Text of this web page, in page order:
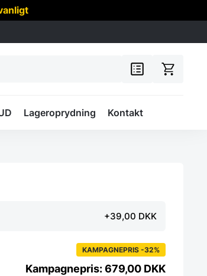
Lageroprydning Kontakt
+39,00 DKK
KAMPAGNEPRIS -32%
679,00 DKK